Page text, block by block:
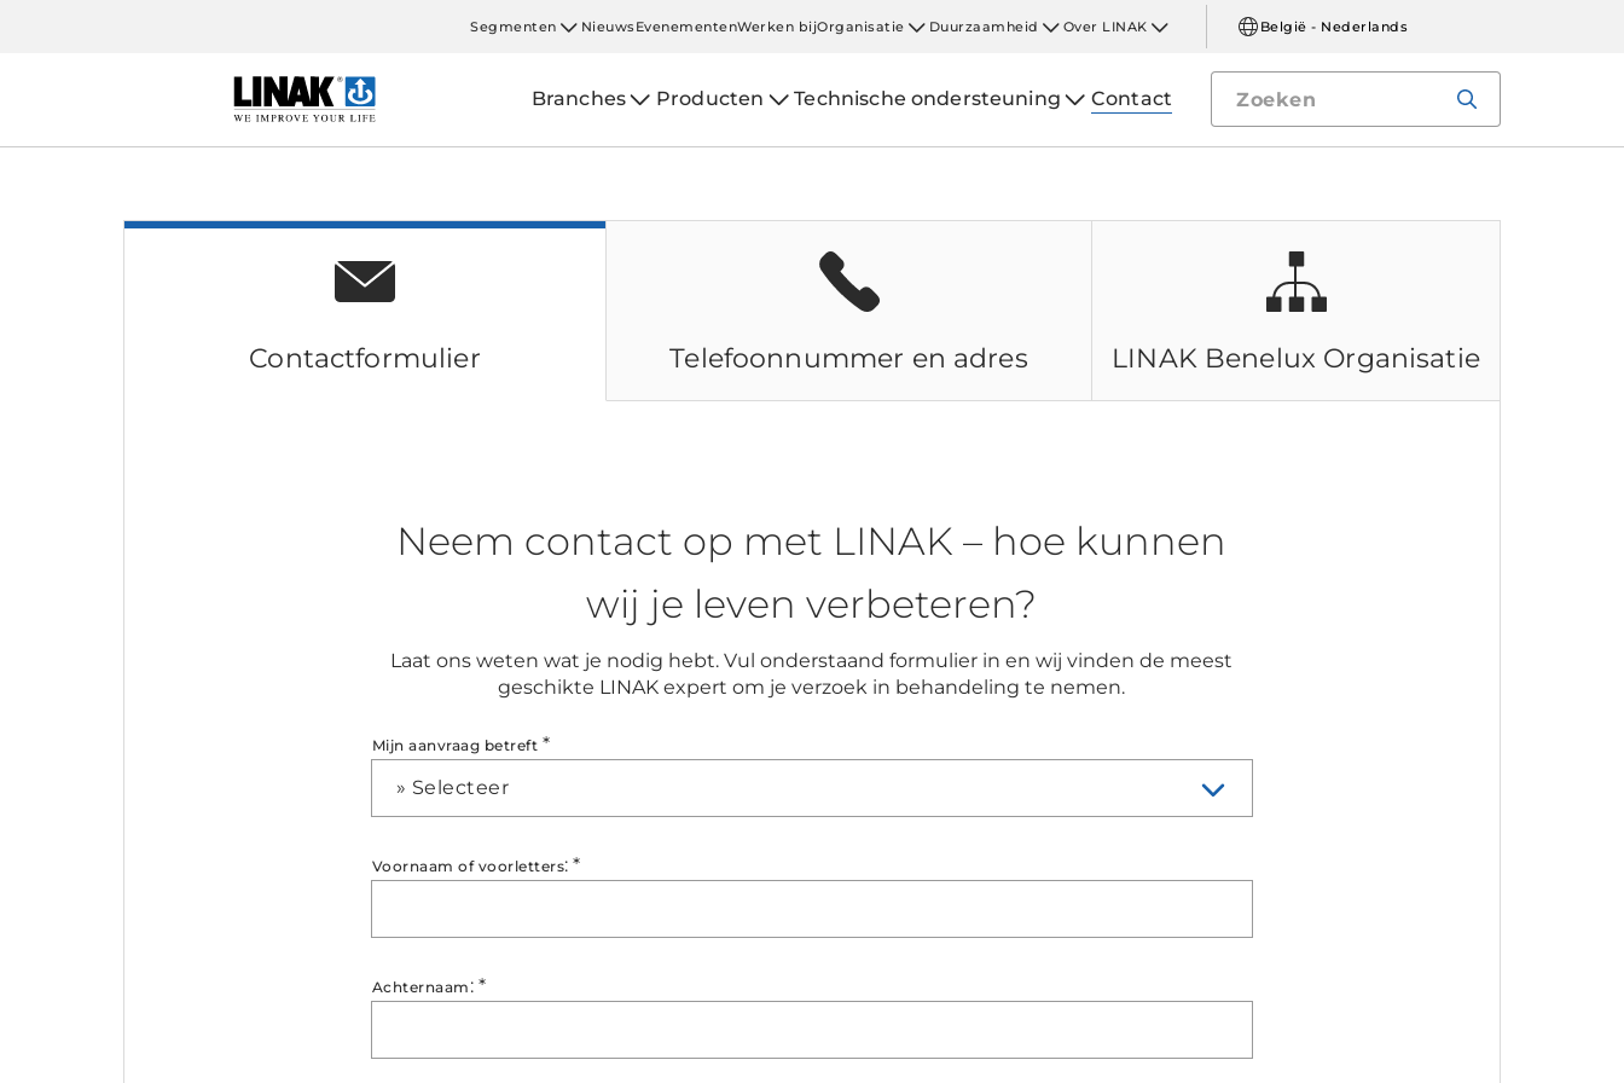
Segmenten NieuwsEvenementenWerken bijOrganisatie Duurzaamheid Over LINAK België - Nederlands
Branches Producten Technische ondersteuning Contact
Contactformulier Telefoonnummer en adres LINAK Benelux Organisatie
Neem contact op met LINAK – hoe kunnen
wij je leven verbeteren?
Laat ons weten wat je nodig hebt. Vul onderstaand formulier in en wij vinden de meest
geschikte LINAK expert om je verzoek in behandeling te nemen.
Mijn aanvraag betreft *
» Selecteer
Voornaam of voorletters:*
Achternaam : *